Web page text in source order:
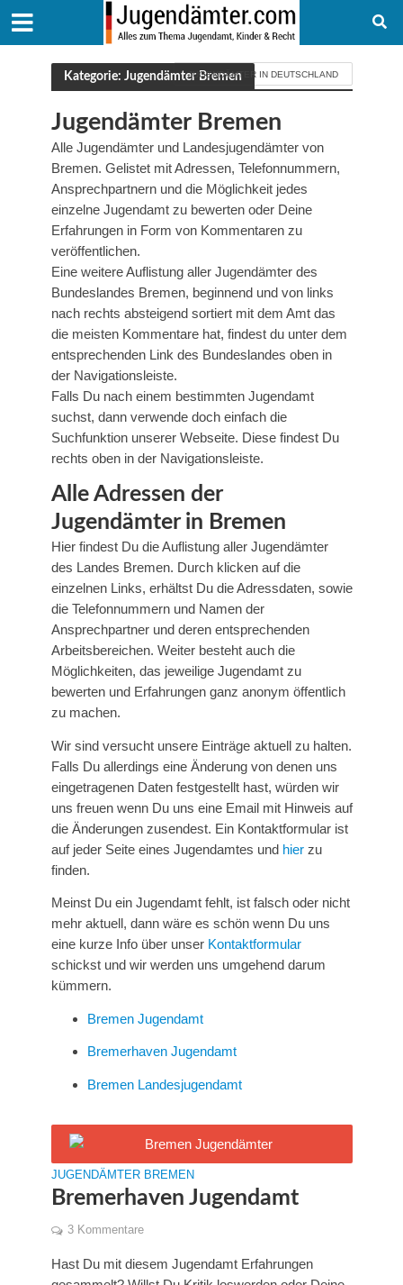
Kategorie: Jugendämter BremenJUGENDÄMTER IN DEUTSCHLAND
Jugendämter Bremen
Alle Jugendämter und Landesjugendämter von
Bremen. Gelistet mit Adressen, Telefonnummern,
Ansprechpartnern und die Möglichkeit jedes
einzelne Jugendamt zu bewerten oder Deine
Erfahrungen in Form von Kommentaren zu
veröffentlichen.
Eine weitere Auflistung aller Jugendämter des
Bundeslandes Bremen, beginnend und von links
nach rechts absteigend sortiert mit dem Amt das
die meisten Kommentare hat, findest du unter dem
entsprechenden Link des Bundeslandes oben in
der Navigationsleiste.
Falls Du nach einem bestimmten Jugendamt
suchst, dann verwende doch einfach die
Suchfunktion unserer Webseite. Diese findest Du
rechts oben in der Navigationsleiste.
Alle Adressen der
Jugendämter in Bremen
Hier findest Du die Auflistung aller Jugendämter
des Landes Bremen. Durch klicken auf die
einzelnen Links, erhältst Du die Adressdaten, sowie
die Telefonnummern und Namen der
Ansprechpartner und deren entsprechenden
Arbeitsbereichen. Weiter besteht auch die
Möglichkeiten, das jeweilige Jugendamt zu
bewerten und Erfahrungen ganz anonym öffentlich
zu machen.
Wir sind versucht unsere Einträge aktuell zu halten.
Falls Du allerdings eine Änderung von denen uns
eingetragenen Daten festgestellt hast, würden wir
uns freuen wenn Du uns eine Email mit Hinweis auf
die Änderungen zusendest. Ein Kontaktformular ist
auf jeder Seite eines Jugendamtes und hierzu
finden.
Meinst Du ein Jugendamt fehlt, ist falsch oder nicht
mehr aktuell, dann wäre es schön wenn Du uns
eine kurze Info über unser Kontaktformular
schickst und wir werden uns umgehend darum
kümmern.
Bremen Jugendamt
Bremerhaven Jugendamt
Bremen Landesjugendamt
JUGENDÄMTER BREMEN
Bremerhaven Jugendamt
3 Kommentare
Hast Du mit diesem Jugendamt Erfahrungen